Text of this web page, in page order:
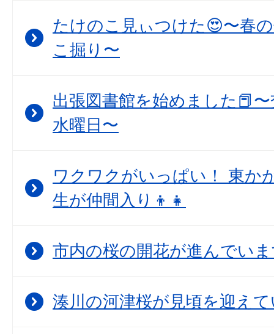
たけのこ見ぃつけた😍〜春
こ掘り〜
出張図書館を始めました📕
水曜日〜
ワクワクがいっぱい！ 東か
生が仲間入り👦👧
市内の桜の開花が進んでい
湊川の河津桜が見頃を迎え